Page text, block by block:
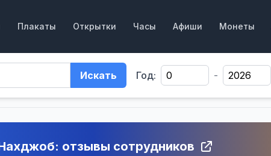
Плакаты Открытки Часы Афиши Монеты
Искать Год: -
отзывы сотрудников